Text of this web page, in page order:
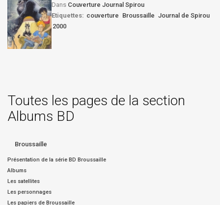
Dans Couverture Journal Spirou
Etiquettes: couverture Broussaille Journal de Spirou
2000
Toutes les pages de la section
Albums BD
Broussaille
Présentation de la série BD Broussaille
Albums
Les satellites
Les personnages
Les papiers de Broussaille